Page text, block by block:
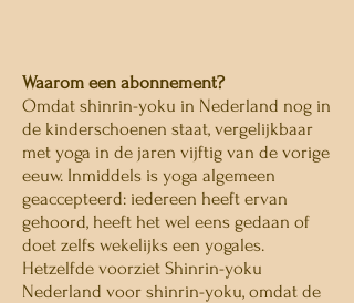
Waarom een abonnement?
Omdat shinrin-yoku in Nederland nog in
de kinderschoenen staat, vergelijkbaar
met yoga in de jaren vijftig van de vorige
eeuw. Inmiddels is yoga algemeen
geaccepteerd: iedereen heeft ervan
gehoord, heeft het wel eens gedaan of
doet zelfs wekelijks een yogales.
Hetzelfde voorziet Shinrin-yoku
Nederland voor shinrin-yoku, omdat de